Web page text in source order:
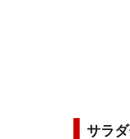
サラ